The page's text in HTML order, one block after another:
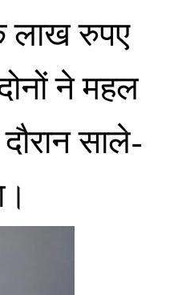
लाख रुपए
ने महल
दौरान साले-